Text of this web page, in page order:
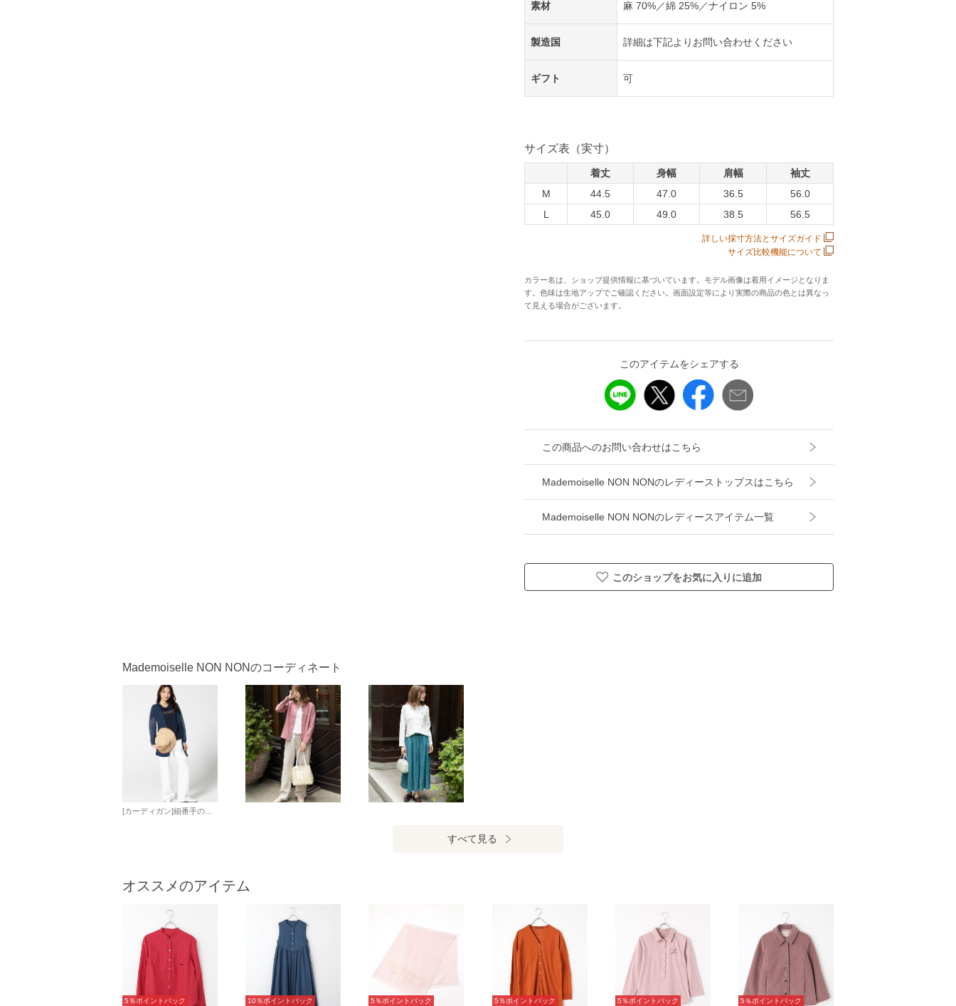
素材 麻 70%／綿 25%／ナイロン 5%
製造国 詳細は下記よりお問い合わせください
ギフト 可
サイズ表（実寸）
着丈 身幅 肩幅
袖丈
M
44.5 47.0 36.5
56.0
L
45.0 49.0 38.5 56.5
詳しい採寸方法とサイズガイド
サイズ比較機能について
カラー名は、ショップ提供情報に基づいています。モデル画像は着用イメージとなりま
す。色味は生地アップでご確認ください。画面設定等により実際の商品の色とは異なっ
て見える場合がございます。
このアイテムをシェアする
この商品へのお問い合わせはこちら
Mademoiselle NON NONのレディーストップスはこちら
Mademoiselle NON NONのレディースアイテム一覧
このショップをお気に入りに追加
Mademoiselle NON NONのコーディネート
すべて見る
オススメのアイテム
5％ポイントバック 10％ポイントバック 5％ポイントバック 5％ポイントバック 5％ポイントバック 5％ポイントバック